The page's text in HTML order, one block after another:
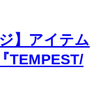
】アイテム
TEMPEST/